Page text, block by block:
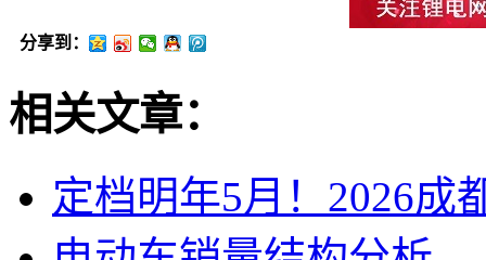
分享到：
相关文章：
定档明年5月！2026成